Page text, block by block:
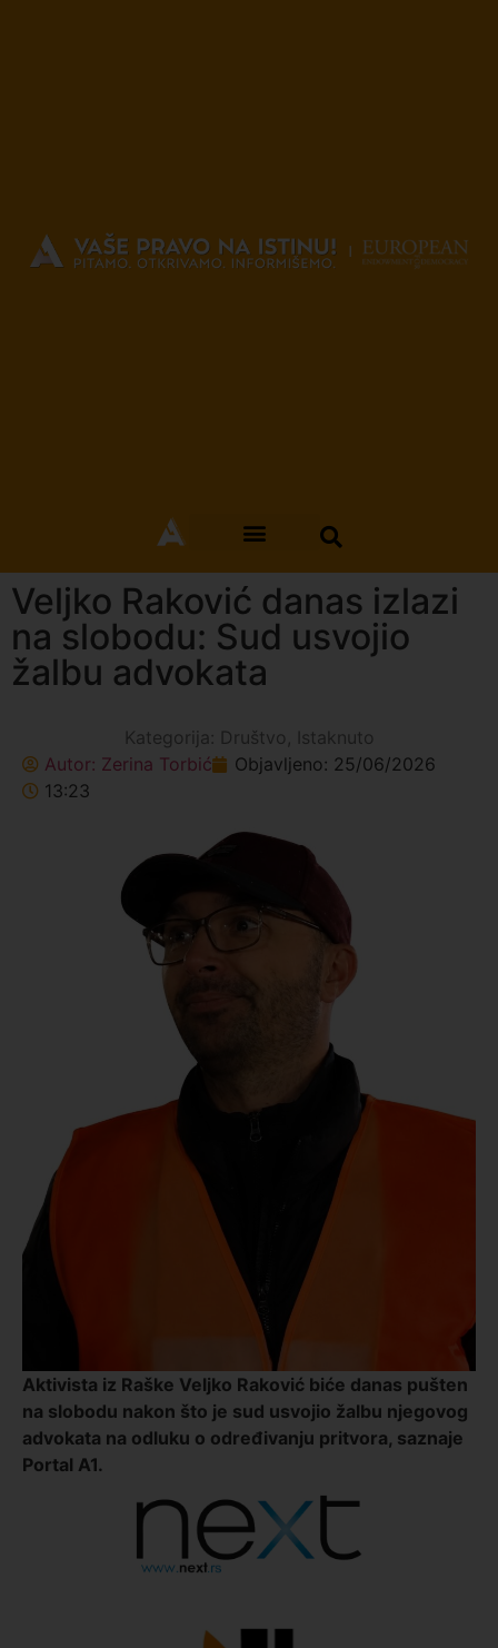
Veljko Raković danas izlazi
na slobodu: Sud usvojio
žalbu advokata
Kategorija: Društvo , Istaknuto
Autor: Zerina Torbić Objavljeno: 25/06/2026
13:23
Aktivista iz Raške Veljko Raković biće danas pušten
na slobodu nakon što je sud usvojio žalbu njegovog
advokata na odluku o određivanju pritvora, saznaje
Portal A1.